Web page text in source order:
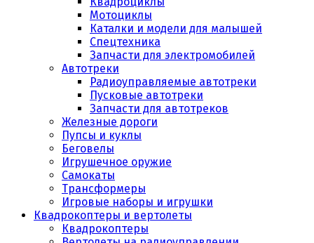
Мотоциклы
Каталки и модели для малышей
Спецтехника
Запчасти для электромобилей
Автотреки
Радиоуправляемые автотреки
Пусковые автотреки
Запчасти для автотреков
Железные дороги
Пупсы и куклы
Беговелы
Игрушечное оружие
Самокаты
Трансформеры
Игровые наборы и игрушки
Квадрокоптеры и вертолеты
Квадрокоптеры